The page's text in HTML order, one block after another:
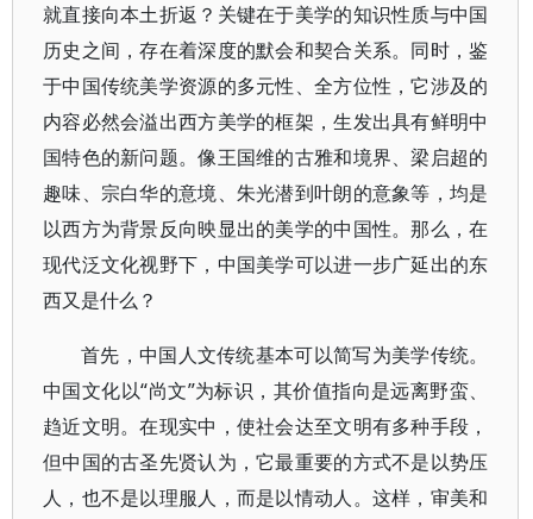
就直接向本土折返？关键在于美学的知识性质与中国
历史之间，存在着深度的默会和契合关系。同时，鉴
于中国传统美学资源的多元性、全方位性，它涉及的
内容必然会溢出西方美学的框架，生发出具有鲜明中
国特色的新问题。像王国维的古雅和境界、梁启超的
趣味、宗白华的意境、朱光潜到叶朗的意象等，均是
以西方为背景反向映显出的美学的中国性。那么，在
现代泛文化视野下，中国美学可以进一步广延出的东
西又是什么？
首先，中国人文传统基本可以简写为美学传统。
中国文化以“尚文”为标识，其价值指向是远离野蛮、
趋近文明。在现实中，使社会达至文明有多种手段，
但中国的古圣先贤认为，它最重要的方式不是以势压
人，也不是以理服人，而是以情动人。这样，审美和